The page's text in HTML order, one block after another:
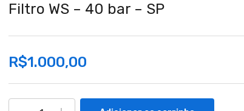
Filtro WS – 40 bar – SP
R$1.000,00